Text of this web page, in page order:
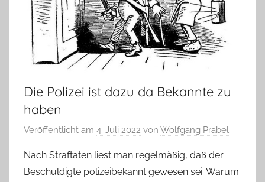
Die Polizei ist dazu da Bekannte zu
haben
Veröffentlicht am 4. Juli 2022 von Wolfgang Prabel
Nach Straftaten liest man regelmäßig, daß der
Beschuldigte polizeibekannt gewesen sei. Warum